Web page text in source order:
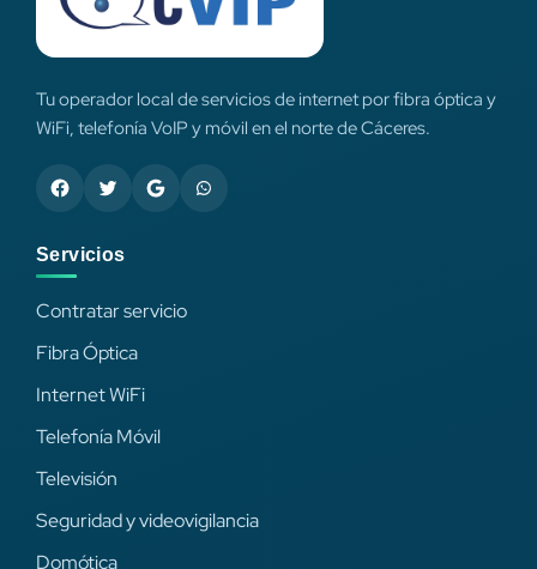
Tu operador local de servicios de internet por fibra óptica y
WiFi, telefonía VoIP y móvil en el norte de Cáceres.
Servicios
Contratar servicio
Fibra Óptica
Internet WiFi
Telefonía Móvil
Televisión
Seguridad y videovigilancia
Domótica